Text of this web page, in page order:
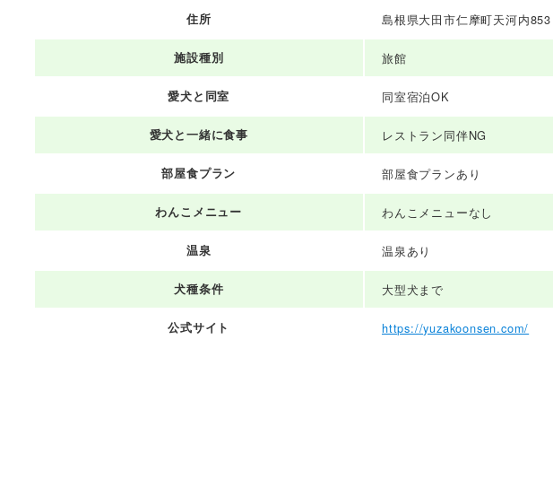
住所 島根県大田市仁摩町天河内853
施設種別 旅館
愛犬と同室 同室宿泊OK
愛犬と一緒に食事 レストラン同伴NG
部屋食プラン 部屋食プランあり
わんこメニュー わんこメニューなし
温泉 温泉あり
犬種条件 大型犬まで
公式サイト https://yuzakoonsen.com/